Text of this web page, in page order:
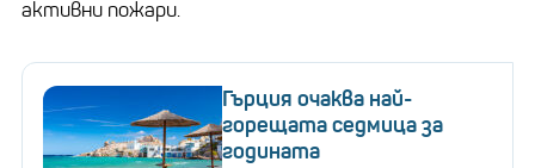
активни пожари.
Гърция очаква най-
горещата седмица за
годината